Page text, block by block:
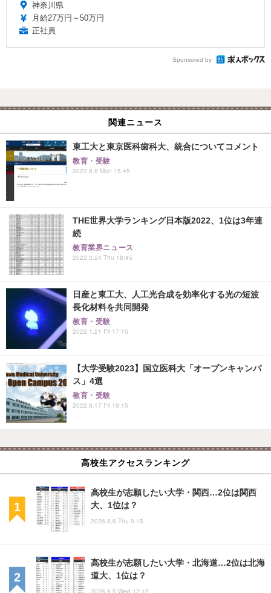
神奈川県
月給27万円～50万円
正社員
Sponsored by
関連ニュース
東工大と東京医科歯科大、統合についてコメント
教育・受験
2022.8.8 Mon 15:45
THE世界大学ランキング日本版2022、1位は3年連
続
教育業界ニュース
2022.3.24 Thu 18:45
日産と東工大、人工光合成を効率化する光の短波
長化材料を共同開発
教育・受験
2022.1.21 Fri 17:15
【大学受験2023】国立医科大「オープンキャンパ
ス」4選
教育・受験
2022.6.17 Fri 19:15
高校生アクセスランキング
高校生が志願したい大学・関西…2位は関西
大、1位は？
2026.8.6 Thu 9:15
高校生が志願したい大学・北海道…2位は北海
道大、1位は？